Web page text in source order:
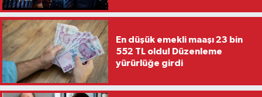
En düşük emekli maaşı 23 bin
552 TL oldu! Düzenleme
yürürlüğe girdi